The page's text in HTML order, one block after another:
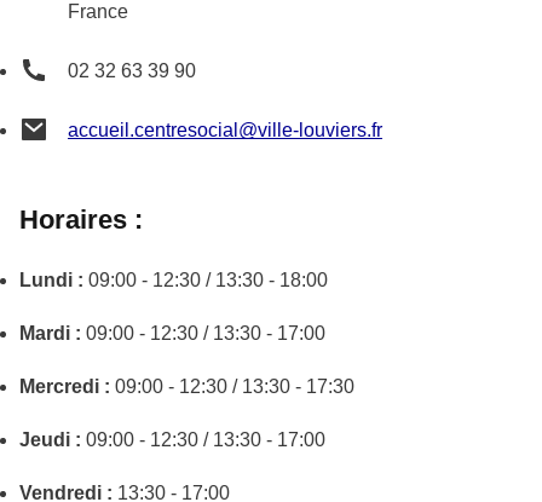
France
02 32 63 39 90
accueil.centresocial@ville-louviers.fr
Horaires :
Lundi : 09:00 - 12:30 / 13:30 - 18:00
Mardi : 09:00 - 12:30 / 13:30 - 17:00
Mercredi : 09:00 - 12:30 / 13:30 - 17:30
Jeudi : 09:00 - 12:30 / 13:30 - 17:00
Vendredi : 13:30 - 17:00